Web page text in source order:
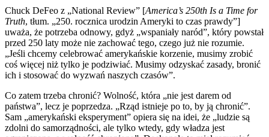
Chuck DeFeo z „National Review” [America’s 250th Is a Time for
Truth, tłum. „250. rocznica urodzin Ameryki to czas prawdy”]
uważa, że potrzeba odnowy, gdyż „wspaniały naród”, który powstał
przed 250 laty może nie zachować tego, czego już nie rozumie.
„Jeśli chcemy celebrować amerykańskie korzenie, musimy zrobić
coś więcej niż tylko je podziwiać. Musimy odzyskać zasady, bronić
ich i stosować do wyzwań naszych czasów”.
Co zatem trzeba chronić? Wolność, która „nie jest darem od
państwa”, lecz je poprzedza. „Rząd istnieje po to, by ją chronić”.
Sam „amerykański eksperyment” opiera się na idei, że „ludzie są
zdolni do samorządności, ale tylko wtedy, gdy władza jest